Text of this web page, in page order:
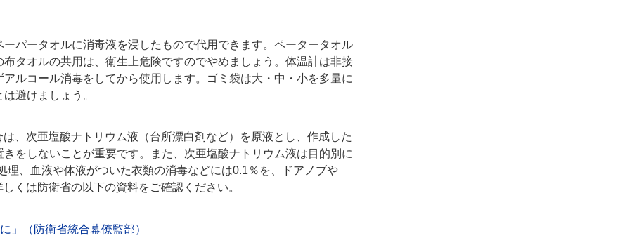
パータオルに消毒液を浸したもので代用できます。ペータータオル
タオルの共用は、衛生上危険ですのでやめましょう。体温計は非接
ルコール消毒をしてから使用します。ゴミ袋は大・中・小を多量に
避けましょう。
、次亜塩酸ナトリウム液（台所漂白剤など）を原液とし、作成した
をしないことが重要です。また、次亜塩酸ナトリウム液は目的別に
、血液や体液がついた衣類の消毒などには0.1％を、ドアノブや
くは防衛省の以下の資料をご確認ください。
」（防衛省統合幕僚監部）